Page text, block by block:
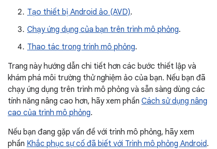
Tạo thiết bị Android ảo (AVD).
Chạy ứng dụng của bạn trên trình mô phỏng.
Thao tác trong trình mô phỏng.
Trang này hướng dẫn chi tiết hơn các bước thiết lập và
khám phá môi trường thử nghiệm ảo của bạn. Nếu bạn đã
chạy ứng dụng trên trình mô phỏng và sẵn sàng dùng các
tính năng nâng cao hơn, hãy xem phần Cách sử dụng nâng
cao của trình mô phỏng.
Nếu bạn đang gặp vấn đề với trình mô phỏng, hãy xem
phần Khắc phục sự cố đã biết với Trình mô phỏng Android.